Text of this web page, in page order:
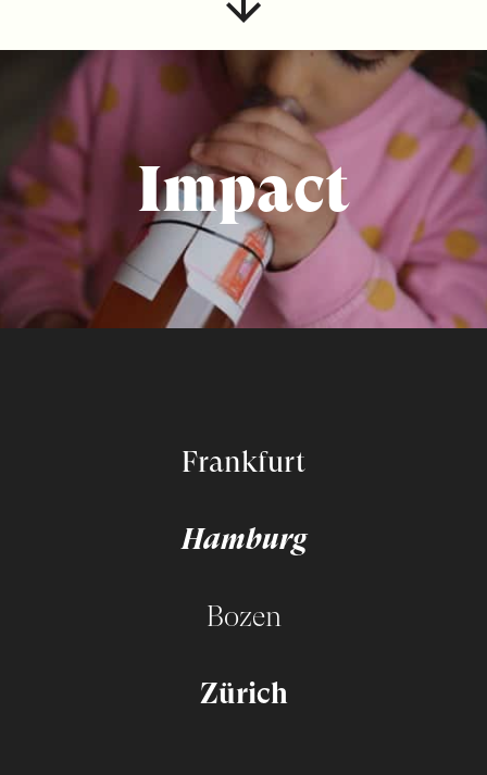
Impact
Frankfurt
Hamburg
Bozen
Zürich